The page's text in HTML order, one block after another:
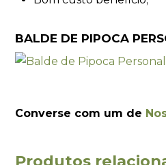
BALDE DE PIPOCA
Converse com um de
Produtos